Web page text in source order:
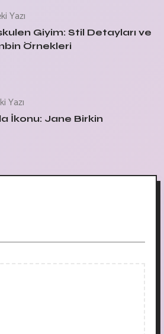
Yazı
Giyim: Stil Detayları ve
Örnekleri
Yazı
İkonu: Jane Birkin